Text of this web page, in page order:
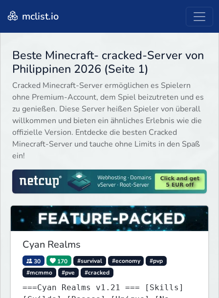
mclist.io
Beste Minecraft- cracked-Server von
Philippinen 2026 (Seite 1)
Cracked Minecraft-Server ermöglichen es Spielern
ohne Premium-Account, dem Spiel beizutreten und es
zu genießen. Diese Server heißen Spieler von überall
willkommen und bieten ein ähnliches Erlebnis wie die
offizielle Version. Entdecke die besten Cracked
Minecraft-Server und tauche ohne Limits in den Spaß
ein!
Cyan Realms
30 170 #survival #economy
#pvp
#mcmmo
#pve #cracked
===Cyan Realms v1.21 === [Skills]